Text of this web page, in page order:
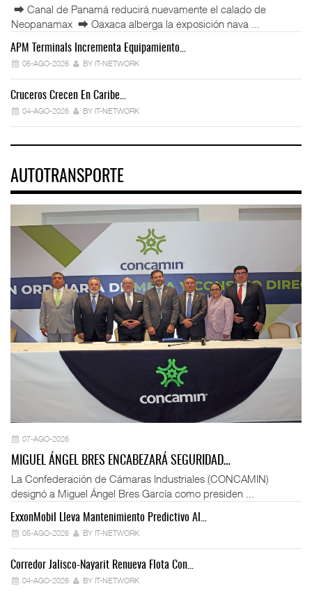
⮕ Canal de Panamá reducirá nuevamente el calado de
Neopanamax ⮕ Oaxaca alberga la exposición nava ...
APM Terminals Incrementa Equipamiento…
05-AGO-2026 BY IT-NETWORK
Cruceros Crecen En Caribe…
04-AGO-2026 BY IT-NETWORK
AUTOTRANSPORTE
07-AGO-2026
MIGUEL ÁNGEL BRES ENCABEZARÁ SEGURIDAD…
La Confederación de Cámaras Industriales (CONCAMIN)
designó a Miguel Ángel Bres García como presiden ...
ExxonMobil Lleva Mantenimiento Predictivo Al…
05-AGO-2026 BY IT-NETWORK
Corredor Jalisco-Nayarit Renueva Flota Con…
04-AGO-2026 BY IT-NETWORK